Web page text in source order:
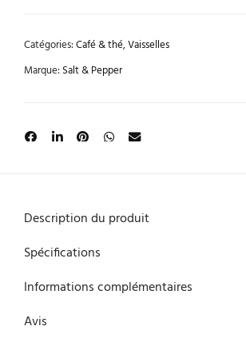
Catégories:Café & thé,Vaisselles
Marque:Salt & Pepper
Description du produit
Spécifications
Informations complémentaires
Avis